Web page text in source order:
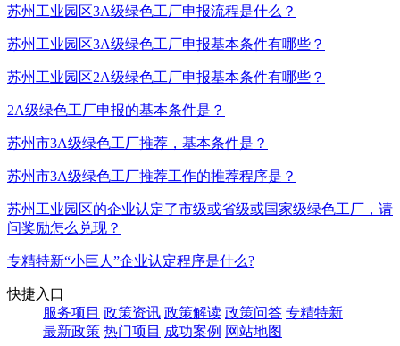
苏州工业园区3A级绿色工厂申报流程是什么？
苏州工业园区3A级绿色工厂申报基本条件有哪些？
苏州工业园区2A级绿色工厂申报基本条件有哪些？
2A级绿色工厂申报的基本条件是？
苏州市3A级绿色工厂推荐，基本条件是？
苏州市3A级绿色工厂推荐工作的推荐程序是？
苏州工业园区的企业认定了市级或省级或国家级绿色工厂，请
问奖励怎么兑现？
专精特新“小巨人”企业认定程序是什么?
快捷入口
服务项目 政策资讯 政策解读 政策问答 专精特新
最新政策 热门项目 成功案例 网站地图